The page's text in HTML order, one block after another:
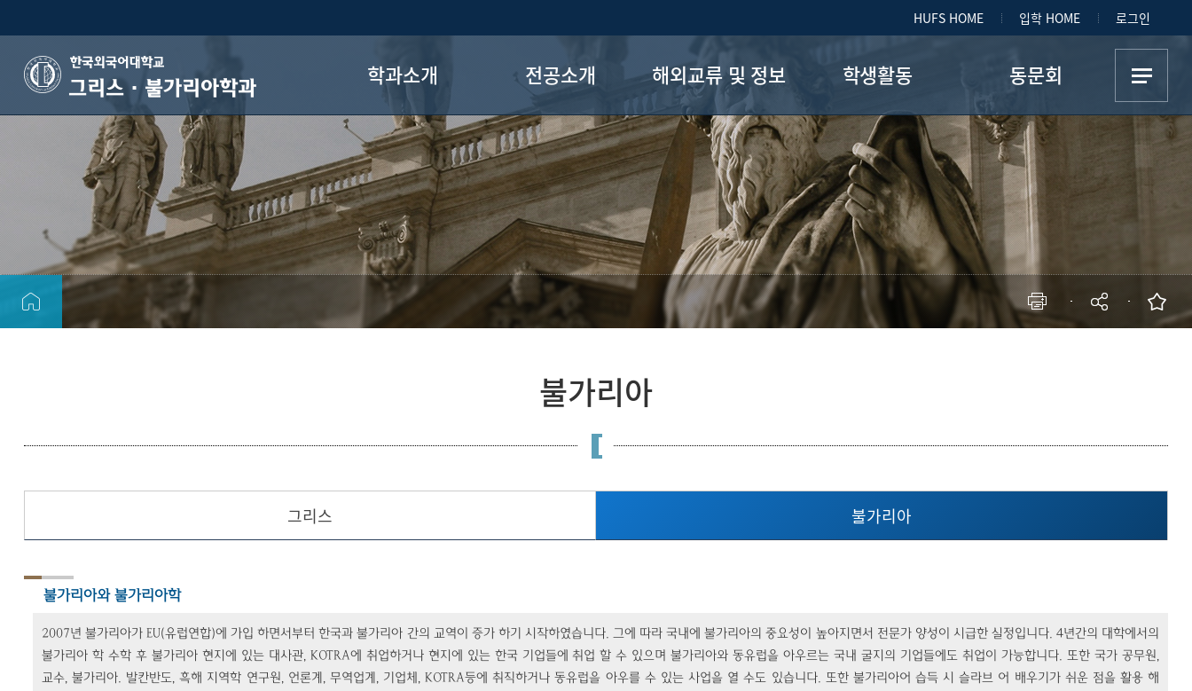
HUFS HOME 입학 HOME 로그인
그리스·불가리아학과 학과소개
인사말
학과 연혁
장학제도
공지사항
자료실
전공소개
교수진
교육과정
진로안내
학술대회 및 강연
전공 게시판
해외교류 및 정보
그리스학
불가리아학
주요 링크
학생활동
학생회
답사
학회
자유게시판
사진첩
동문회
동문회 소개
게시판
메뉴추가
불가리아
그리스 불가리아
불가리아와 불가리아학
2007년 불가리아가 EU(유럽연합)에 가입 하면서부터 한국과 불가리아 간의 교역이 증가 하기 시작하였습니다. 그에 따라 국내에 불가리아의 중요성이 높아지면서 전문가 양성이 시급한 실정입니다. 4년간의 대학에서의
불가리아 학 수학 후 불가리아 현지에 있는 대사관, KOTRA에 취업하거나 현지에 있는 한국 기업들에 취업 할 수 있으며 불가리아와 동유럽을 아우르는 국내 굴지의 기업들에도 취업이 가능합니다. 또한 국가 공무원,
교수, 불가리아. 발칸반도, 흑해 지역학 연구원, 언론계, 무역업계, 기업체, KOTRA등에 취직하거나 동유럽을 아우를 수 있는 사업을 열 수도 있습니다. 또한 불가리아어 습득 시 슬라브 어 배우기가 쉬운 점을 활용 해